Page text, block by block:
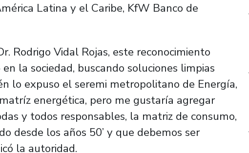
Latina y el Caribe, KfW Banco de
Rodrigo Vidal Rojas, este reconocimiento
la sociedad, buscando soluciones limpias
lo expuso el seremi metropolitano de Energía,
energética, pero me gustaría agregar
y todos responsables, la matriz de consumo,
desde los años 50’ y que debemos ser
la autoridad.